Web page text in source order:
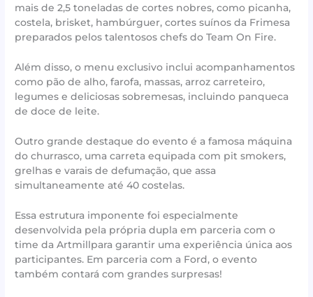
mais de 2,5 toneladas de cortes nobres, como picanha,
costela, brisket, hambúrguer, cortes suínos da Frimesa
preparados pelos talentosos chefs do Team On Fire.
Além disso, o menu exclusivo inclui acompanhamentos
como pão de alho, farofa, massas, arroz carreteiro,
legumes e deliciosas sobremesas, incluindo panqueca
de doce de leite.
Outro grande destaque do evento é a famosa máquina
do churrasco, uma carreta equipada com pit smokers,
grelhas e varais de defumação, que assa
simultaneamente até 40 costelas.
Essa estrutura imponente foi especialmente
desenvolvida pela própria dupla em parceria com o
time da Artmillpara garantir uma experiência única aos
participantes. Em parceria com a Ford, o evento
também contará com grandes surpresas!